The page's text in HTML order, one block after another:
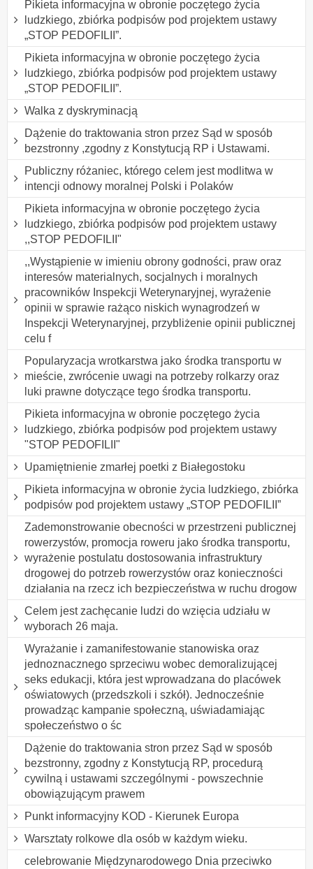
Pikieta informacyjna w obronie poczętego życia
ludzkiego, zbiórka podpisów pod projektem ustawy
„STOP PEDOFILII”.
Pikieta informacyjna w obronie poczętego życia
ludzkiego, zbiórka podpisów pod projektem ustawy
„STOP PEDOFILII”.
Walka z dyskryminacją
Dążenie do traktowania stron przez Sąd w sposób
bezstronny ,zgodny z Konstytucją RP i Ustawami.
Publiczny różaniec, którego celem jest modlitwa w
intencji odnowy moralnej Polski i Polaków
Pikieta informacyjna w obronie poczętego życia
ludzkiego, zbiórka podpisów pod projektem ustawy
,,STOP PEDOFILII"
,,Wystąpienie w imieniu obrony godności, praw oraz
interesów materialnych, socjalnych i moralnych
pracowników Inspekcji Weterynaryjnej, wyrażenie
opinii w sprawie rażąco niskich wynagrodzeń w
Inspekcji Weterynaryjnej, przybliżenie opinii publicznej
celu f
Popularyzacja wrotkarstwa jako środka transportu w
mieście, zwrócenie uwagi na potrzeby rolkarzy oraz
luki prawne dotyczące tego środka transportu.
Pikieta informacyjna w obronie poczętego życia
ludzkiego, zbiórka podpisów pod projektem ustawy
"STOP PEDOFILII"
Upamiętnienie zmarłej poetki z Białegostoku
Pikieta informacyjna w obronie życia ludzkiego, zbiórka
podpisów pod projektem ustawy „STOP PEDOFILII”
Zademonstrowanie obecności w przestrzeni publicznej
rowerzystów, promocja roweru jako środka transportu,
wyrażenie postulatu dostosowania infrastruktury
drogowej do potrzeb rowerzystów oraz konieczności
działania na rzecz ich bezpieczeństwa w ruchu drogow
Celem jest zachęcanie ludzi do wzięcia udziału w
wyborach 26 maja.
Wyrażanie i zamanifestowanie stanowiska oraz
jednoznacznego sprzeciwu wobec demoralizującej
seks edukacji, która jest wprowadzana do placówek
oświatowych (przedszkoli i szkół). Jednocześnie
prowadząc kampanie społeczną, uświadamiając
społeczeństwo o śc
Dążenie do traktowania stron przez Sąd w sposób
bezstronny, zgodny z Konstytucją RP, procedurą
cywilną i ustawami szczególnymi - powszechnie
obowiązującym prawem
Punkt informacyjny KOD - Kierunek Europa
Warsztaty rolkowe dla osób w każdym wieku.
celebrowanie Międzynarodowego Dnia przeciwko